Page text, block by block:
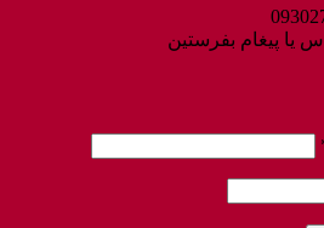
یا پیغام بفرستین